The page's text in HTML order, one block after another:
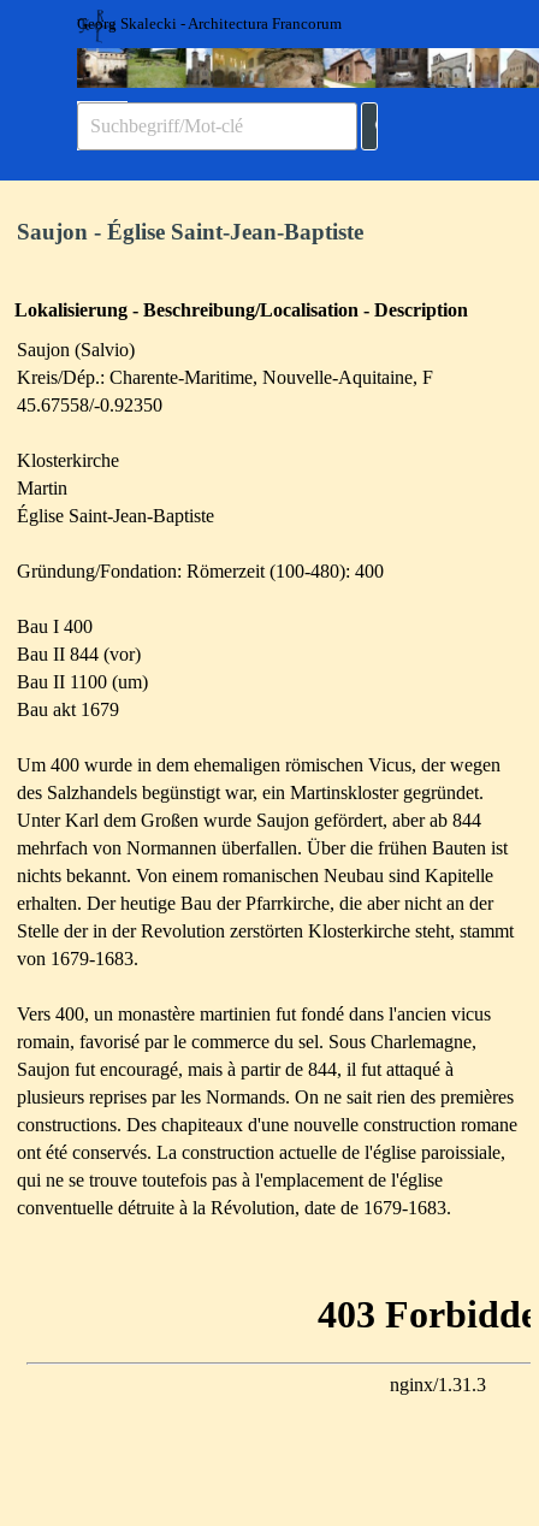
Direkt zum Seiteninhalt
Georg Skalecki - Architectura Francorum
Saujon - Église Saint-Jean-Baptiste
Lokalisierung - Beschreibung/Localisation - Description
Saujon (Salvio)
Kreis/Dép.: Charente-Maritime, Nouvelle-Aquitaine, F
45.67558/-0.92350
Klosterkirche
Martin
Église Saint-Jean-Baptiste
Gründung/Fondation: Römerzeit (100-480): 400
Bau I 400
Bau II 844 (vor)
Bau II 1100 (um)
Bau akt 1679
Um 400 wurde in dem ehemaligen römischen Vicus, der wegen
des Salzhandels begünstigt war, ein Martinskloster gegründet.
Unter Karl dem Großen wurde Saujon gefördert, aber ab 844
mehrfach von Normannen überfallen. Über die frühen Bauten ist
nichts bekannt. Von einem romanischen Neubau sind Kapitelle
erhalten. Der heutige Bau der Pfarrkirche, die aber nicht an der
Stelle der in der Revolution zerstörten Klosterkirche steht, stammt
von 1679-1683.
Vers 400, un monastère martinien fut fondé dans l'ancien vicus
romain, favorisé par le commerce du sel. Sous Charlemagne,
Saujon fut encouragé, mais à partir de 844, il fut attaqué à
plusieurs reprises par les Normands. On ne sait rien des premières
constructions. Des chapiteaux d'une nouvelle construction romane
ont été conservés. La construction actuelle de l'église paroissiale,
qui ne se trouve toutefois pas à l'emplacement de l'église
conventuelle détruite à la Révolution, date de 1679-1683.